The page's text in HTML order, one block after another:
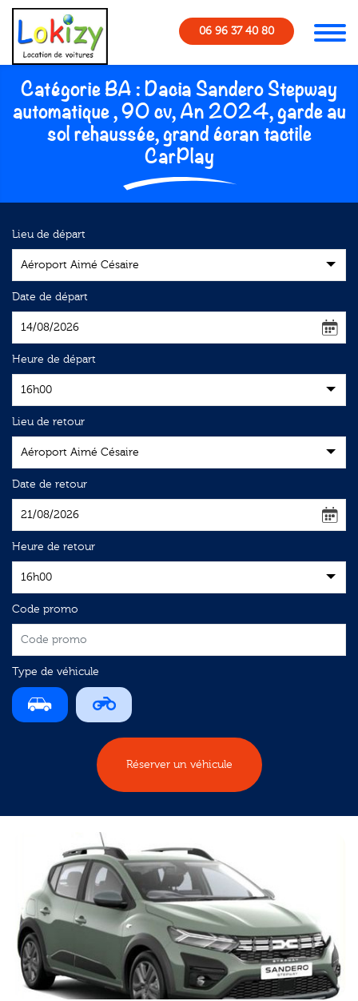
06 96 37 40 80
Catégorie BA : Dacia Sandero Stepway
automatique , 90 cv, An 2024, garde au
sol rehaussée, grand écran tactile
CarPlay
Lieu de départ
Aéroport Aimé Césaire
Date de départ
Heure de départ
16h00
Lieu de retour
Aéroport Aimé Césaire
Date de retour
Heure de retour
16h00
Code promo
Type de véhicule
Réserver un véhicule
Panneau de gestion des cookies